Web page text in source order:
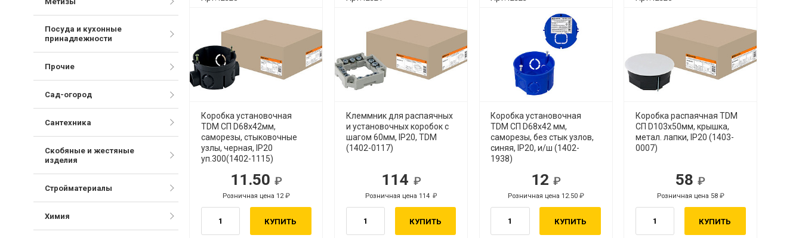
Коробка установочная
TDM СП D68х42мм,
саморезы, стыковочные
узлы, черная, IP20
уп.300(1402-1115)
11.50
Розничная цена 12
КУПИТЬ
Клеммник для распаячных
и установочных коробок с
шагом 60мм, IP20, TDM
(1402-0117)
114
Розничная цена 114
КУПИТЬ
Коробка установочная
TDM СП D68х42 мм,
саморезы, без стык узлов,
синяя, IP20, и/ш (1402-
1938)
12
руб.
Розничная цена 12.50
руб.
КУПИТЬ
Коробка распаячная TDM
СП D103х50мм, крышка,
метал. лапки, IP20 (1403-
0007)
58
руб.
Розничная цена 58
руб.
КУПИТЬ
Посуда и кухонные
принадлежности
Прочие
Сад-огород
Сантехника
Скобяные и жестяные
изделия
Стройматериалы
Химия